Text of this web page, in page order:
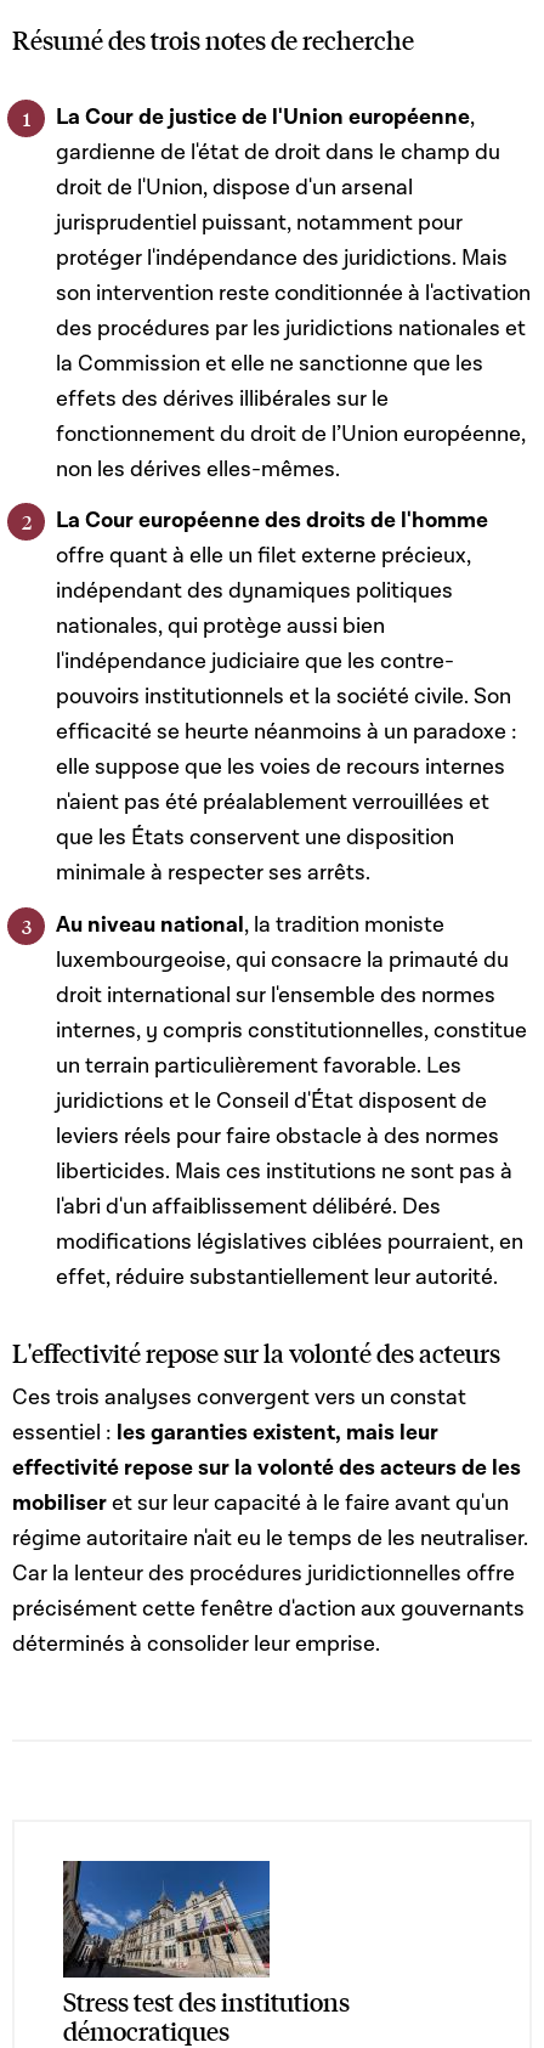
Résumé des trois notes de recherche
La Cour de justice de l'Union européenne,
gardienne de l'état de droit dans le champ du
droit de l'Union, dispose d'un arsenal
jurisprudentiel puissant, notamment pour
protéger l'indépendance des juridictions. Mais
son intervention reste conditionnée à l'activation
des procédures par les juridictions nationales et
la Commission et elle ne sanctionne que les
effets des dérives illibérales sur le
fonctionnement du droit de l’Union européenne,
non les dérives elles-mêmes.
La Cour européenne des droits de l'homme
offre quant à elle un filet externe précieux,
indépendant des dynamiques politiques
nationales, qui protège aussi bien
l'indépendance judiciaire que les contre-
pouvoirs institutionnels et la société civile. Son
efficacité se heurte néanmoins à un paradoxe :
elle suppose que les voies de recours internes
n'aient pas été préalablement verrouillées et
que les États conservent une disposition
minimale à respecter ses arrêts.
Au niveau national, la tradition moniste
luxembourgeoise, qui consacre la primauté du
droit international sur l'ensemble des normes
internes, y compris constitutionnelles, constitue
un terrain particulièrement favorable. Les
juridictions et le Conseil d'État disposent de
leviers réels pour faire obstacle à des normes
liberticides. Mais ces institutions ne sont pas à
l'abri d'un affaiblissement délibéré. Des
modifications législatives ciblées pourraient, en
effet, réduire substantiellement leur autorité.
L'effectivité repose sur la volonté des acteurs
Ces trois analyses convergent vers un constat
essentiel : les garanties existent, mais leur
effectivité repose sur la volonté des acteurs de les
mobiliseret sur leur capacité à le faire avant qu'un
régime autoritaire n'ait eu le temps de les neutraliser.
Car la lenteur des procédures juridictionnelles offre
précisément cette fenêtre d'action aux gouvernants
déterminés à consolider leur emprise.
Stress test des institutions
démocratiques